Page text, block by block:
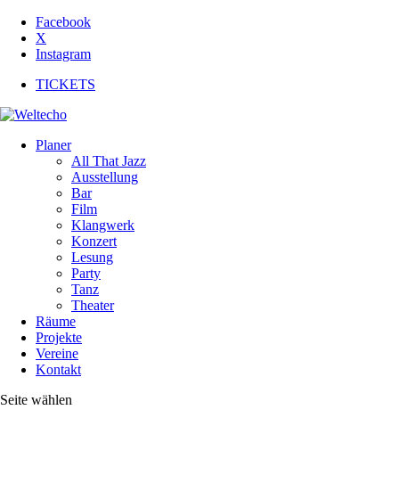
Facebook
X
Instagram
TICKETS
Planer
All That Jazz
Ausstellung
Bar
Film
Klangwerk
Konzert
Lesung
Party
Tanz
Theater
Räume
Projekte
Vereine
Kontakt
Seite wählen